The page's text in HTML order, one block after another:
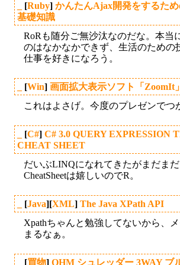
[Ruby] かんたんAjax開発をするた
基礎知識
RoRも随分ご無沙汰なのだな。本当
のはなかなかできず、生活のための
仕事を好きになろう。
[Win] 画面拡大表示ソフト「ZoomIt」
これはよさげ。今度のプレゼンでつ
[C#] C# 3.0 QUERY EXPRESSION
CHEAT SHEET
だいぶLINQになれてきたがまだま
CheatSheetは嬉しいのでR。
[Java][XML] The Java XPath API
Xpathちゃんと勉強してないから、
まるなぁ。
[買物] OHM シュレッダー 3WAY ブ